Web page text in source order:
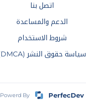
اتصل بنا
الدعم والمساعدة
شروط الاستخدام
سياسة حقوق النشر (DMCA)
Powerd By PerfecDev